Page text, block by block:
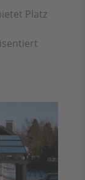
Platz